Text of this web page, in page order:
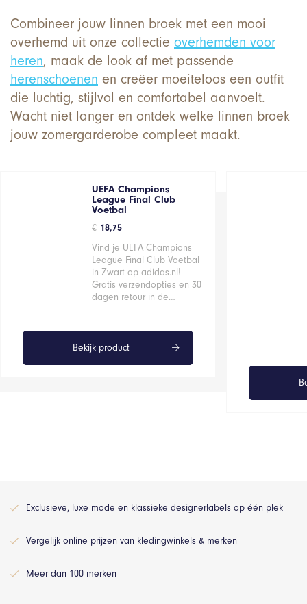
Combineer jouw linnen broek met een mooi
overhemd uit onze collectie overhemden voor
heren, maak de look af met passende
herenschoenen en creëer moeiteloos een outfit
die luchtig, stijlvol en comfortabel aanvoelt.
Wacht niet langer en ontdek welke linnen broek
jouw zomergarderobe compleet maakt.
UEFA Champions
League Final Club
Voetbal
€ 18,75
Vind je UEFA Champions
League Final Club Voetbal
in Zwart op adidas.nl!
Gratis verzendopties en 30
dagen retour in de…
Bekijk product
Exclusieve, luxe mode en klassieke designerlabels op één plek
Vergelijk online prijzen van kledingwinkels & merken
Meer dan 100 merken